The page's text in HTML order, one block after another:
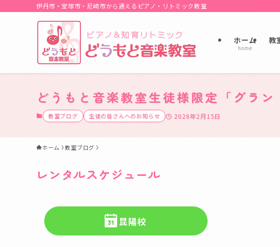
伊丹市・宝塚市・尼崎市から通えるピアノ・リトミック教室
ホーム
home
教
どうもと音楽教室生徒様限定「グラン
教室ブログ 生徒の皆さんへのお知らせ 2026年2月15日
ホーム 教室ブログ
レンタルスケジュール
昆陽校